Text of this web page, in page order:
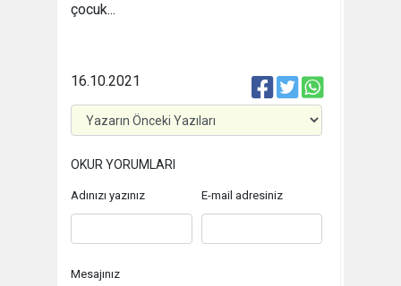
çocuk...
16.10.2021
OKUR YORUMLARI
Adınızı yazınız E-mail adresiniz
Mesajınız